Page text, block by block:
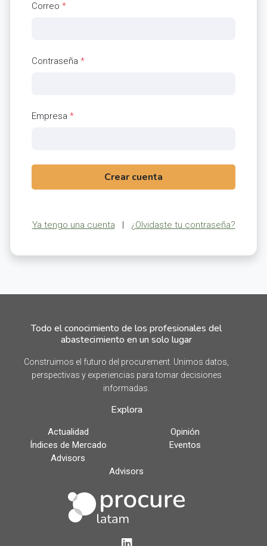
Correo *
Contraseña *
Empresa *
Crear cuenta
Ya tengo una cuenta | ¿Olvidaste tu contraseña?
Todo el conocimiento de los profesionales del
abastecimiento en un solo lugar
Construimos el futuro del procurement. Unimos datos,
perspectivas y experiencias para tomar decisiones
informadas.
Explora
Actualidad
Opinión
Índices de Mercado
Eventos
Advisors
Advisors
LinkedIn